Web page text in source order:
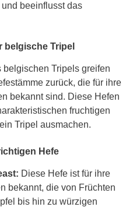
beeinflusst das
belgische Tripel
Tripels greifen
zurück, die für ihre
bekannt sind. Diese Hefen
fruchtigen
Tripel ausmachen.
Hefe
Diese Hefe ist für ihre
bekannt, die von Früchten
bis hin zu würzigen